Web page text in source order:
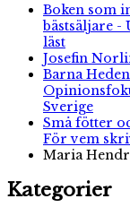
Boken som
bästsäljare -
läst
Josefin
Barna
Sverige
Små fötter
För vem
Maria
Kategorier